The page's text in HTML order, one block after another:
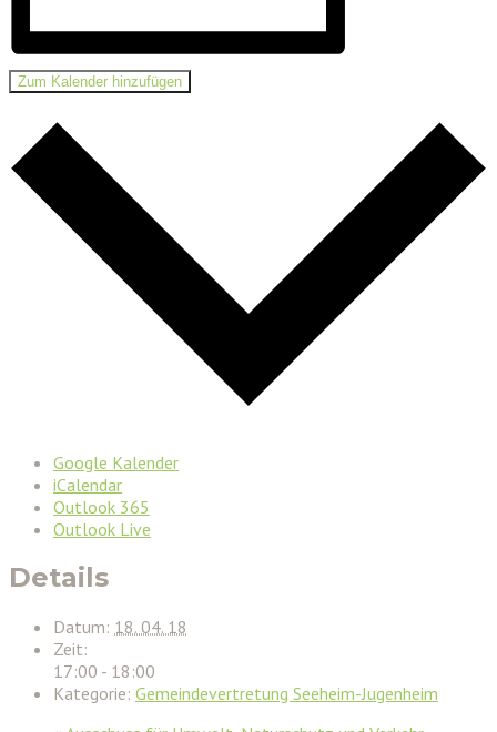
Zum Kalender hinzufügen
Google Kalender
iCalendar
Outlook 365
Outlook Live
Details
Datum: 18. 04. 18
Zeit:
17:00 - 18:00
Kategorie: Gemeindevertretung Seeheim-Jugenheim